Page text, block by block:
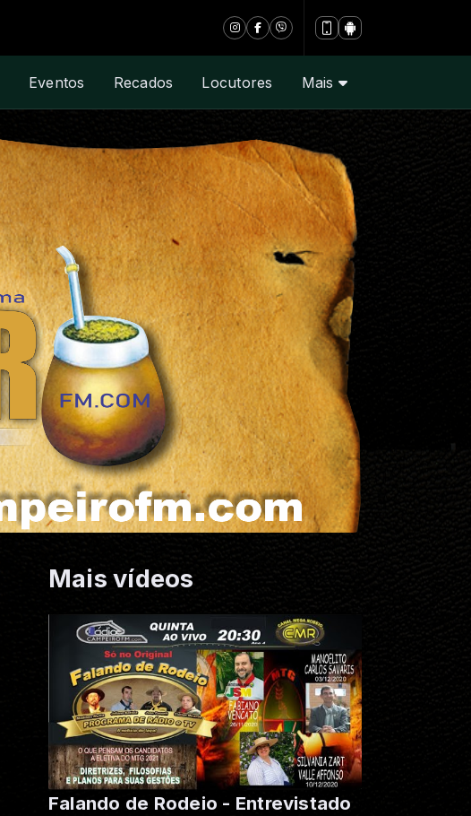
Eventos Recados Locutores Mais
Mais vídeos
Falando de Rodeio - Entrevistado